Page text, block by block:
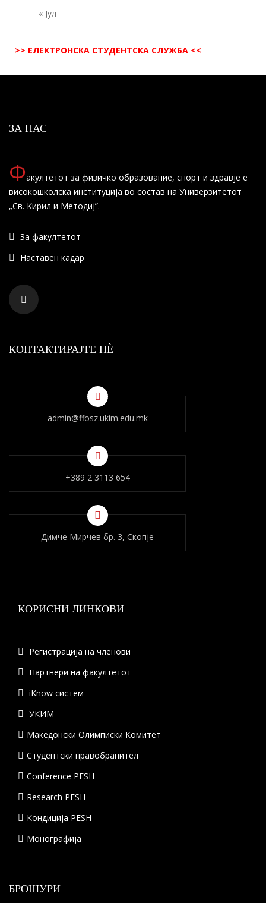
« Јул
>> ЕЛЕКТРОНСКА СТУДЕНТСКА СЛУЖБА <<
ЗА НАС
Факултетот за физичко образование, спорт и здравје е
високошколска институција во состав на Универзитетот
„Св. Кирил и Методиј”.
За факултетот
Наставен кадар
КОНТАКТИРАЈТЕ НÈ
admin@ffosz.ukim.edu.mk
+389 2 3113 654
Димче Мирчев бр. 3, Скопје
КОРИСНИ ЛИНКОВИ
Регистрација на членови
Партнери на факултетот
iKnow систем
УКИМ
Македонски Олимписки Комитет
Студентски правобранител
Conference PESH
Research PESH
Кондиција PESH
Монографија
БРОШУРИ